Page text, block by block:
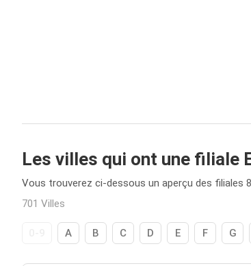
Les villes qui ont une filiale
Vous trouverez ci-dessous un aperçu des filiales
701 Villes
A B C D E F G